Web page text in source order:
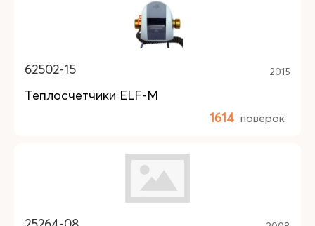
62502-15 2015
Теплосчетчики ELF-M
1614 поверок